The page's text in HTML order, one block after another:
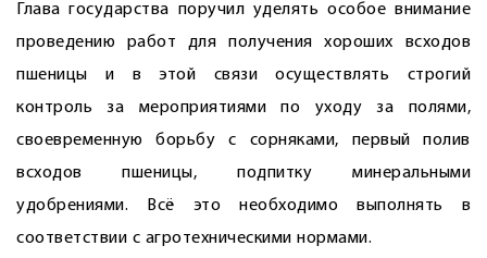
Глава государства поручил уделять особое внимание
проведению работ для получения хороших всходов
пшеницы и в этой связи осуществлять строгий
контроль за мероприятиями по уходу за полями,
своевременную борьбу с сорняками, первый полив
всходов пшеницы, подпитку минеральными
удобрениями. Всё это необходимо выполнять в
соответствии с агротехническими нормами.